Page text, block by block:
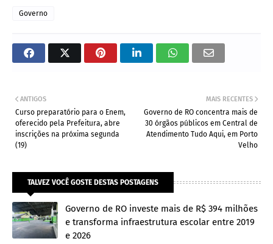
Governo
MAIS RECENTES
Governo de RO concentra mais de
30 órgãos públicos em Central de
Atendimento Tudo Aqui, em Porto
Velho
ANTIGOS
Curso preparatório para o Enem,
oferecido pela Prefeitura, abre
inscrições na próxima segunda
(19)
TALVEZ VOCÊ GOSTE DESTAS POSTAGENS
Governo de RO investe mais de R$ 394 milhões
e transforma infraestrutura escolar entre 2019
e 2026